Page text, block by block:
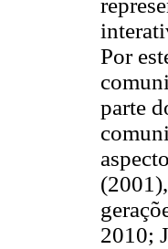
Por
parte
2010;